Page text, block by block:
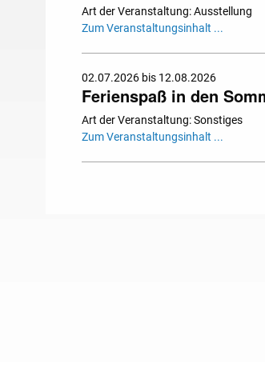
Art der Veranstaltung: Ausstellung
Zum Veranstaltungsinhalt ...
02.07.2026 bis 12.08.2026
Ferienspaß in den
Art der Veranstaltung: Sonstiges
Zum Veranstaltungsinhalt ...